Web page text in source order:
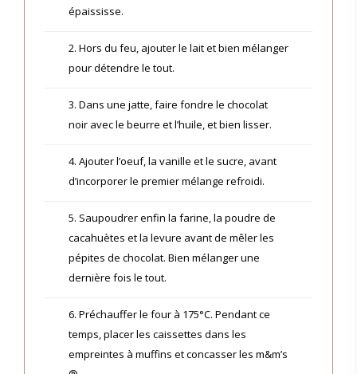
épaississe.
2. Hors du feu, ajouter le lait et bien mélanger
pour détendre le tout.
3. Dans une jatte, faire fondre le chocolat
noir avec le beurre et l’huile, et bien lisser.
4. Ajouter l’oeuf, la vanille et le sucre, avant
d’incorporer le premier mélange refroidi.
5. Saupoudrer enfin la farine, la poudre de
cacahuètes et la levure avant de mêler les
pépites de chocolat. Bien mélanger une
dernière fois le tout.
6. Préchauffer le four à 175°C. Pendant ce
temps, placer les caissettes dans les
empreintes à muffins et concasser les m&m’s